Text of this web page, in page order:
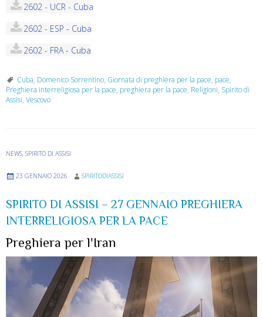
2602 - UCR - Cuba
2602 - ESP - Cuba
2602 - FRA - Cuba
Cuba, Domenico Sorrentino, Giornata di preghiera per la pace, pace,
Preghiera interreligiosa per la pace, preghiera per la pace, Religioni, Spirito di
Assisi, Vescovo
NEWS, SPIRITO DI ASSISI
23 GENNAIO 2026 SPIRITODIASSISI
SPIRITO DI ASSISI – 27 GENNAIO PREGHIERA
INTERRELIGIOSA PER LA PACE
Preghiera per l'Iran